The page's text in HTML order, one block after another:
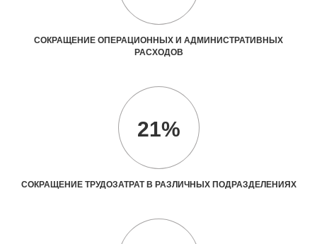
СОКРАЩЕНИЕ ОПЕРАЦИОННЫХ И АДМИНИСТРАТИВНЫХ
РАСХОДОВ
21%
СОКРАЩЕНИЕ ТРУДОЗАТРАТ В РАЗЛИЧНЫХ ПОДРАЗДЕЛЕНИЯХ